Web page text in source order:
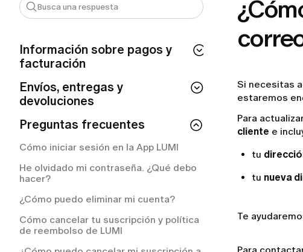
Información sobre pagos y
facturación
¿Cuánto tiempo tarda en procesarse mi
reembolso de LUMI?
¿Por qué se me ha realizado un cargo
automático de LUMI?
¿Cómo solicitar un reembolso en LUMI?
¿Cómo puedo solicitar un reembolso?
Envíos, entregas y
devoluciones
¿Puedo modificar o cancelar mi pedido
después de realizarlo?
¿Tengo que pagar por el servicio de
entrega?
Mi pedido se ha retrasado. ¿Qué debo
hacer?
¿Cómo puedo hacer el seguimiento de
mi pedido?
¿Qué ocurre si un artículo de mi pedido
Preguntas frecuentes
Cómo iniciar sesión en la App LUMI
He olvidado mi contraseña. ¿Qué debo
hacer?
¿Cómo puedo eliminar mi cuenta?
Cómo cancelar tu suscripción y política
de reembolso de LUMI
Si necesitas
estaremos
Para
cliente e
tu
tu nueva
Te